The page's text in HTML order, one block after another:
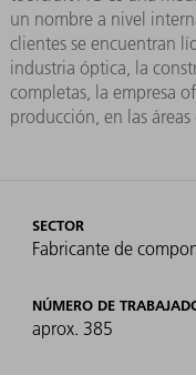
un nombre a nivel
clientes se encuentran
industria óptica, la
completas, la empresa
producción, en las
SECTOR
Fabricante de
NÚMERO DE
aprox. 385